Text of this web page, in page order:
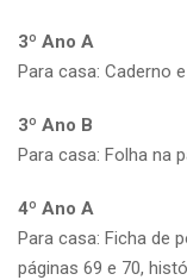
3º Ano A
Para casa: Caderno e
3º Ano B
Para casa: Folha na
4º Ano A
Para casa: Ficha de
páginas 69 e 70,